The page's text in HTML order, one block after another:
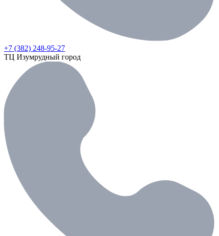
+7 (382) 248-95-27
ТЦ Изумрудный город